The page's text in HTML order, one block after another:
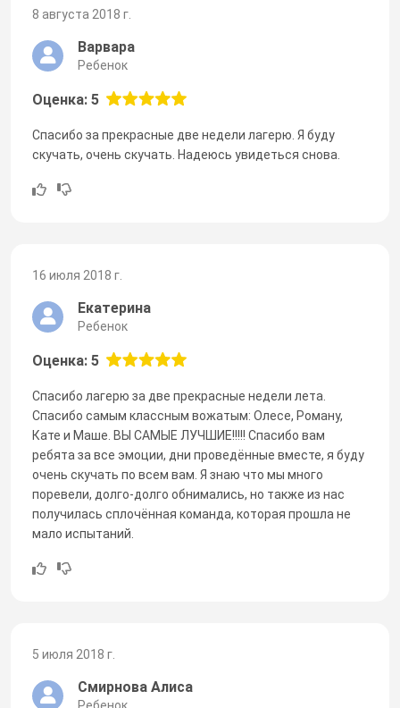
8 августа 2018 г.
Варвара
Ребенок
Оценка: 5
Спасибо за прекрасные две недели лагерю. Я буду
скучать, очень скучать. Надеюсь увидеться снова.
16 июля 2018 г.
Екатерина
Ребенок
Оценка: 5
Спасибо лагерю за две прекрасные недели лета.
Спасибо самым классным вожатым: Олесе, Роману,
Кате и Маше. ВЫ САМЫЕ ЛУЧШИЕ!!!!! Спасибо вам
ребята за все эмоции, дни проведённые вместе, я буду
очень скучать по всем вам. Я знаю что мы много
поревели, долго-долго обнимались, но также из нас
получилась сплочённая команда, которая прошла не
мало испытаний.
5 июля 2018 г.
Смирнова Алиса
Ребенок